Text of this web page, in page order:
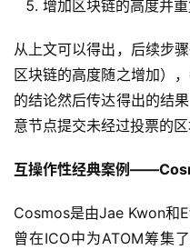
增加区块链的高度并重
从上文可以得出，后续步
区块链的高度随之增加）
的结论然后传达得出的结
意节点提交未经过投票的区
互操作性经典案例
Cosmos是由Jae Kwon和
曾在ICO中为ATOM筹集